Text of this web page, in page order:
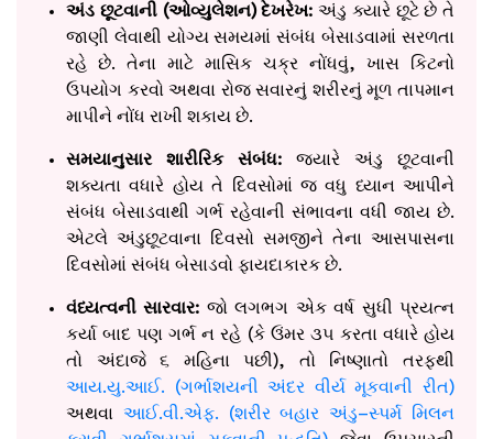
અંડ છૂટવાની (ઓવ્યુલેશન) દેખરેખ: અંડુ ક્યારે છૂટે છે તે
જાણી લેવાથી યોગ્ય સમયમાં સંબંધ બેસાડવામાં સરળતા
રહે છે. તેના માટે માસિક ચક્ર નોંધવું, ખાસ કિટનો
ઉપયોગ કરવો અથવા રોજ સવારનું શરીરનું મૂળ તાપમાન
માપીને નોંધ રાખી શકાય છે.
સમયાનુસાર શારીરિક સંબંધ: જ્યારે અંડુ છૂટવાની
શક્યતા વધારે હોય તે દિવસોમાં જ વધુ ધ્યાન આપીને
સંબંધ બેસાડવાથી ગર્ભ રહેવાની સંભાવના વધી જાય છે.
એટલે અંડુછૂટવાના દિવસો સમજીને તેના આસપાસના
દિવસોમાં સંબંધ બેસાડવો ફાયદાકારક છે.
વંધ્યત્વની સારવાર: જો લગભગ એક વર્ષ સુધી પ્રયત્ન
કર્યા બાદ પણ ગર્ભ ન રહે (કે ઉંમર ૩૫ કરતા વધારે હોય
તો અંદાજે ૬ મહિના પછી), તો નિષ્ણાતો તરફથી
આય.યુ.આઈ. (ગર્ભાશયની અંદર વીર્ય મૂકવાની રીત)
અથવા આઈ.વી.એફ. (શરીર બહાર અંડુ–સ્પર્મ મિલન